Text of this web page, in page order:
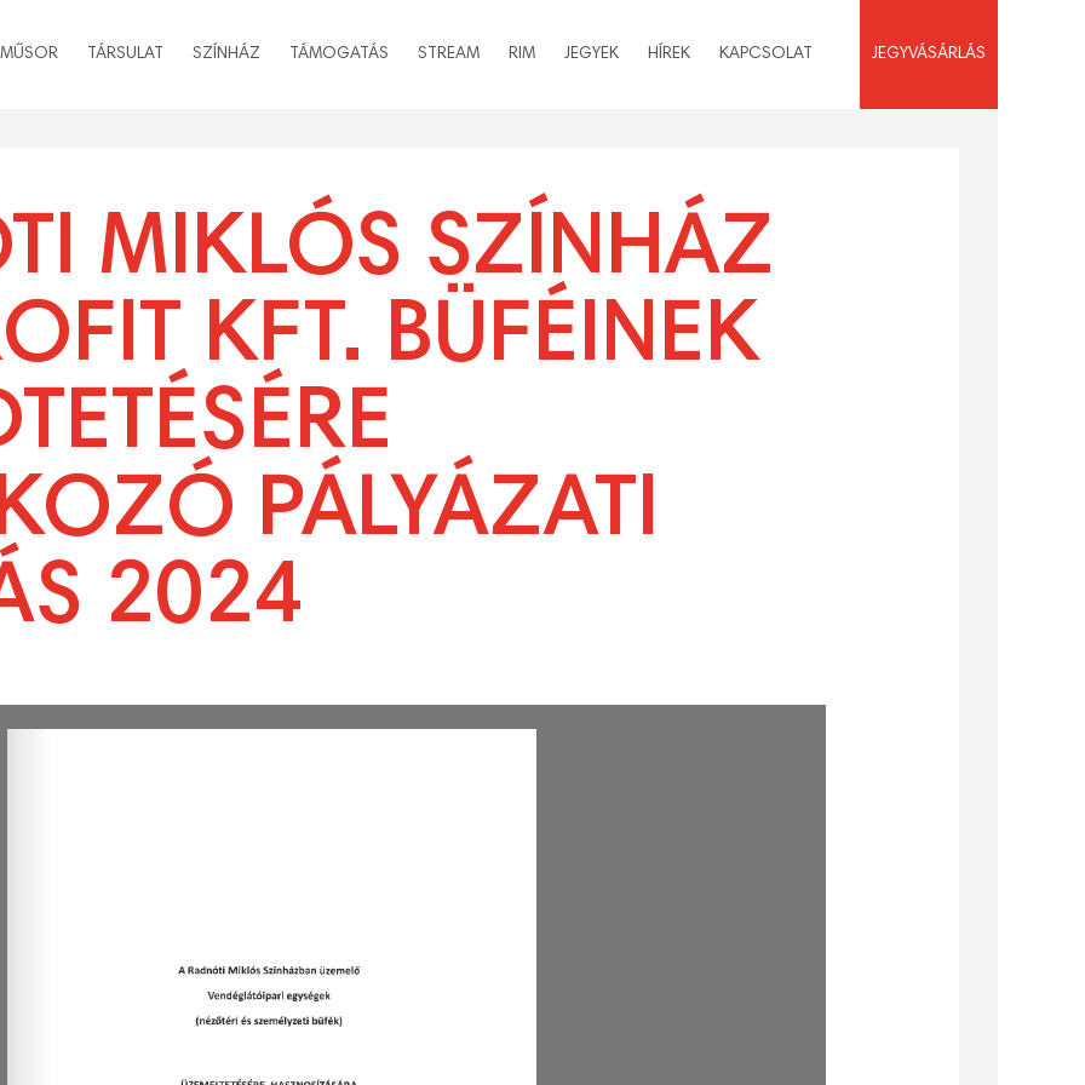
MŰSOR TÁRSULAT SZÍNHÁZ TÁMOGATÁS STREAM RIM JEGYEK HÍREK KAPCSOLAT JEGYVÁSÁRLÁS
MIKLÓS SZÍNHÁZ
KFT. BÜFÉINEK
PÁLYÁZATI
2024